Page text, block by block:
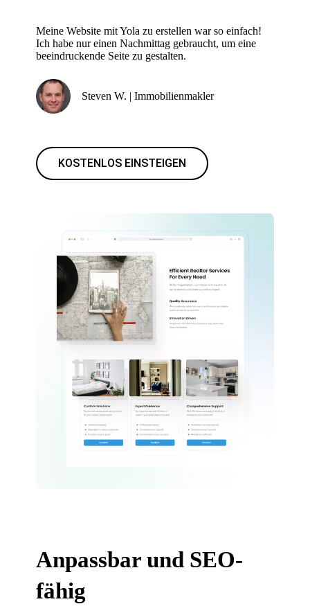
Meine Website mit Yola zu erstellen war so einfach!
Ich habe nur einen Nachmittag gebraucht, um eine
beeindruckende Seite zu gestalten.
Steven W. | Immobilienmakler
KOSTENLOS EINSTEIGEN
Anpassbar und SEO-
fähig